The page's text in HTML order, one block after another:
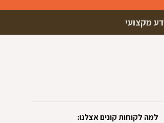
מקצועי
למה לקוחות קונים אצלנו: